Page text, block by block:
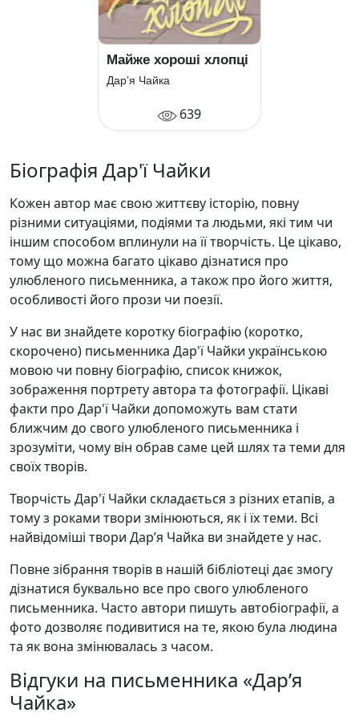
Майже хороші хлопці
Дар’я Чайка
639
Біографія Дар'ї Чайки
Кожен автор має свою життєву історію, повну
різними ситуаціями, подіями та людьми, які тим чи
іншим способом вплинули на її творчість. Це цікаво,
тому що можна багато цікаво дізнатися про
улюбленого письменника, а також про його життя,
особливості його прози чи поезії.
У нас ви знайдете коротку біографію (коротко,
скорочено) письменника Дар'ї Чайки українською
мовою чи повну біографію, список книжок,
зображення портрету автора та фотографії. Цікаві
факти про Дар'ї Чайки допоможуть вам стати
ближчим до свого улюбленого письменника і
зрозуміти, чому він обрав саме цей шлях та теми для
своїх творів.
Творчість Дар'ї Чайки складається з різних етапів, а
тому з роками твори змінюються, як і їх теми. Всі
найвідоміші твори Дар’я Чайка ви знайдете у нас.
Повне зібрання творів в нашій бібліотеці дає змогу
дізнатися буквально все про свого улюбленого
письменника. Часто автори пишуть автобіографії, а
фото дозволяє подивитися на те, якою була людина
та як вона змінювалась з часом.
Відгуки на письменника «Дар’я
Чайка»